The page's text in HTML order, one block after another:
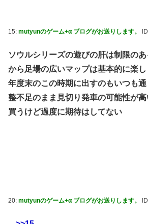
た？24h16.3万でぶっちぎりですよ笑
焦げだらけの業務用鉄板が水と蒸気で
「味が全部流れていく！」【海外の反
YAC卒業の日
【画像あり】ロピアのパワー全開おに
ラｗｗｗｗｗ
賀喜遥香 ｢さくちゃんはちいかわ｣ 遠
15: mutyunのゲーム+α ブログがお送りします。
ソウルシリーズの遊びの肝は制限の
から足場の広いマップは基本的に楽
年度末のこの時期に出すのもいつも
整不足のまま見切り発車の可能性が高
買うけど過度に期待はしてない
20: mutyunのゲーム+α ブログがお送りします。